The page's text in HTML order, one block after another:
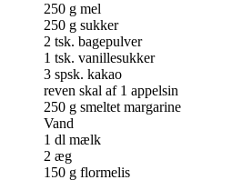
250 g mel
250 g sukker
2 tsk. bagepulver
1 tsk. vanillesukker
3 spsk. kakao
reven skal af 1 appelsin
250 g smeltet margarine
Vand
1 dl mælk
2 æg
150 g flormelis